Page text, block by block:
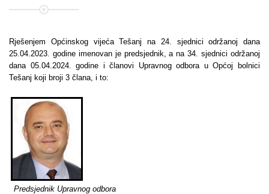
Rješenjem Općinskog vijeća Tešanj na 24. sjednici održanoj dana
25.04.2023. godine imenovan je predsjednik, a na 34. sjednici održanoj
dana 05.04.2024. godine i članovi Upravnog odbora u Općoj bolnici
Tešanj koji broji 3 člana, i to:
Predsjednik Upravnog odbora